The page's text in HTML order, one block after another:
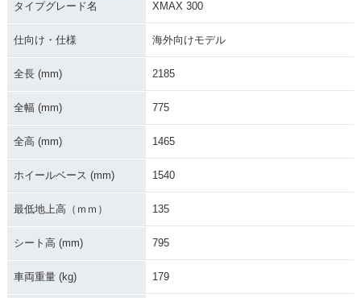
RON MAX
2017年 XMAX 30
0・新登場
タイプグレード名 XMAX 300
仕向け・仕様 海外向けモデル
全長 (mm) 2185
全幅 (mm) 775
全高 (mm) 1465
ホイールベース (mm) 1540
最低地上高（ｍｍ） 135
シート高 (mm) 795
車両重量 (kg) 179